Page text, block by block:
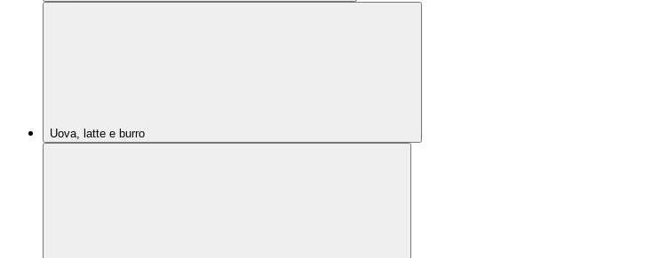
Uova, latte e burro